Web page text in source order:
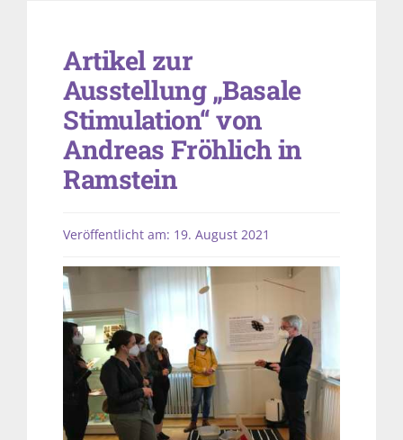
Artikel zur
Ausstellung „Basale
Stimulation“ von
Andreas Fröhlich in
Ramstein
Veröffentlicht am: 19. August 2021